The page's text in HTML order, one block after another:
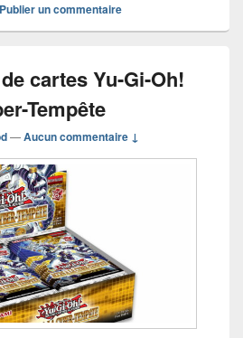
Publier un commentaire
cartes Yu-Gi-Oh!
Tempête
—Aucun commentaire ↓